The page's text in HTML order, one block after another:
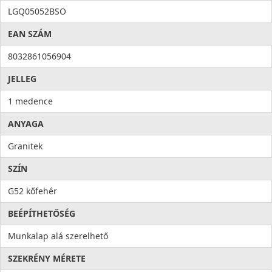
Higiénia: az anyag összetételéből adódóan meggátolja a
mikroorganizmusok kifejlődését, valamint elősegíti a
baktériumok eltávolítását, ezzel higiéniát és tisztaságot hoz a
konyhába. Az antibakteriális rendszert alkotó ezüst ionok
100%-os antibakteriális védelmet nyújtanak.
LGQ05052BSO
EAN SZÁM
8032861056904
JELLEG
1 medence
ANYAGA
Granitek
SZÍN
G52 kőfehér
BEÉPÍTHETŐSÉG
Munkalap alá szerelhető
SZEKRÉNY MÉRETE